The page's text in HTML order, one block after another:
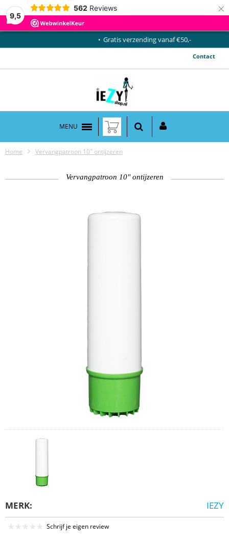
9,5
562 Reviews ×
Gratis verzending vanaf €50,-
Contact
MENU
Home Vervangpatroon 10" ontijzeren
Vervangpatroon 10" ontijzeren
MERK: IEZY
Schrijf je eigen review